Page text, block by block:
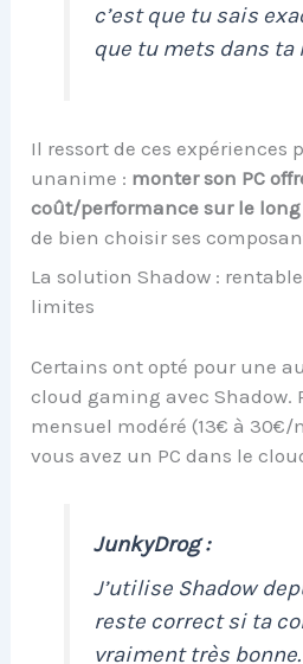
c’est que tu sais
que tu mets dans ta
Il ressort de ces expériences
unanime : monter son PC
coût/performance sur le
de bien choisir ses
La solution Shadow :
limites
Certains ont opté pour une
cloud gaming avec Shadow.
mensuel modéré (13€ à 30€/
vous avez un PC dans le
JunkyDrog :
J’utilise Shadow
reste correct si ta
vraiment très